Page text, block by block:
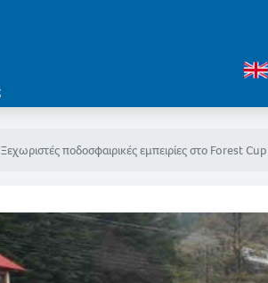
Ξεχωριστές ποδοσφαιρικές εμπειρίες στο Forest